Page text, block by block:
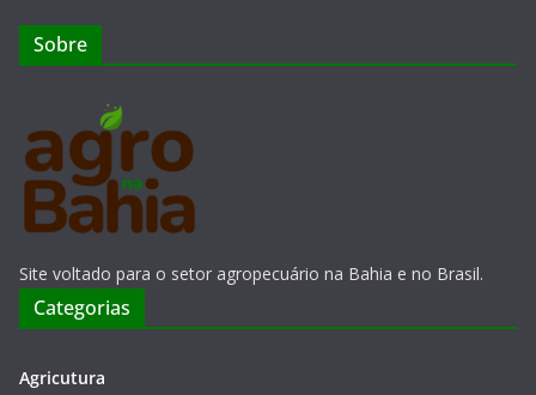
Sobre
Site voltado para o setor agropecuário na Bahia e no Brasil.
Categorias
Agricutura